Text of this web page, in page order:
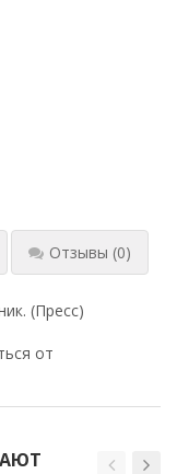
Отзывы (0)
(Пресс)
от